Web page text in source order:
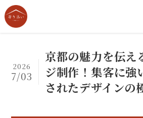
京都の魅力を伝え
ジ制作！集客に強
されたデザインの
2026
7/03